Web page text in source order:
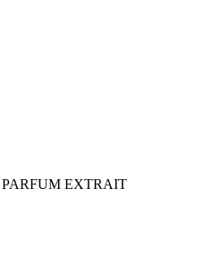
PARFUM EXTRAIT